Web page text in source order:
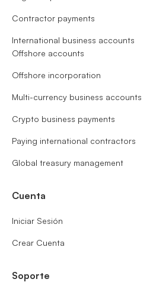
Contractor payments
International business accounts
Offshore accounts
Offshore incorporation
Multi-currency business accounts
Crypto business payments
Paying international contractors
Global treasury management
Cuenta
Iniciar Sesión
Crear Cuenta
Soporte